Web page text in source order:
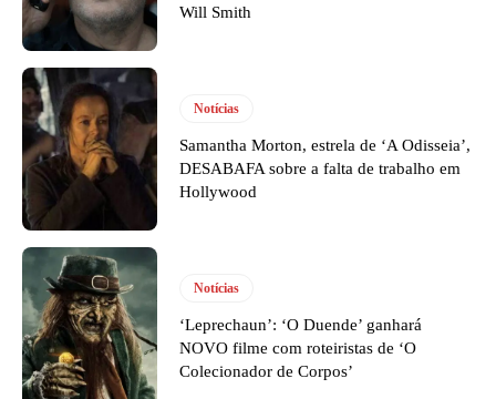
Will Smith
Notícias
Samantha Morton, estrela de ‘A Odisseia’,
DESABAFA sobre a falta de trabalho em
Hollywood
Notícias
‘Leprechaun’: ‘O Duende’ ganhará
NOVO filme com roteiristas de ‘O
Colecionador de Corpos’